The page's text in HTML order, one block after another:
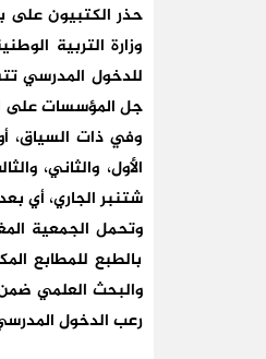
حذر الكتبيون على
وزارة التربية
جل المؤسسات على
وفي ذات السياق،
شتنبر الجاري، أي
وتحمل الجمعية
بالطبع للمطابع
والبحث العلمي
رعب الدخول